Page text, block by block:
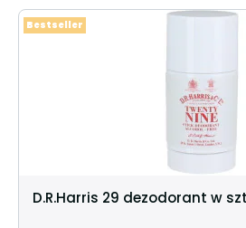
D.R.Harris 29 dezodorant w
Bestseller